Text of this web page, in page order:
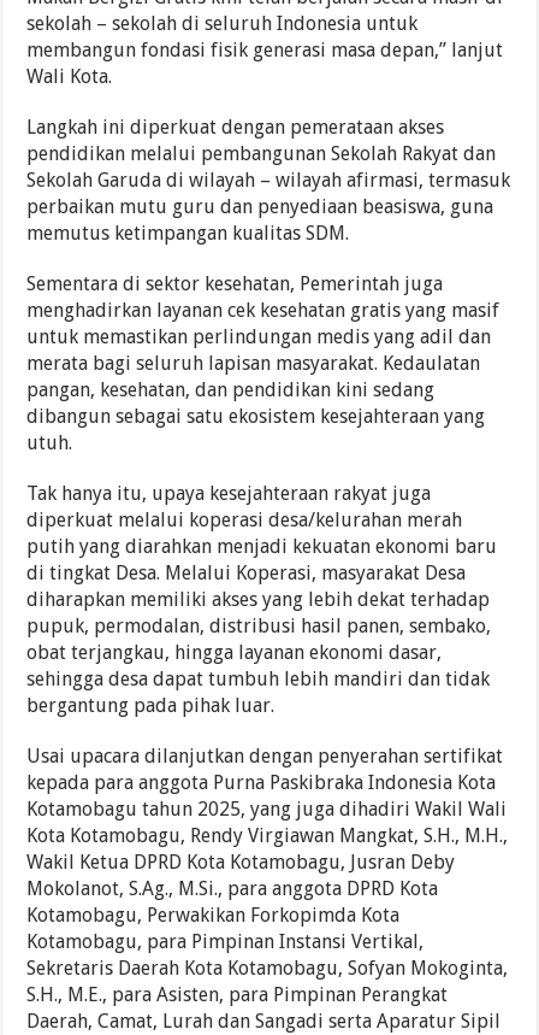
sekolah – sekolah di seluruh Indonesia untuk
membangun fondasi fisik generasi masa depan,” lanjut
Wali Kota.
Langkah ini diperkuat dengan pemerataan akses
pendidikan melalui pembangunan Sekolah Rakyat dan
Sekolah Garuda di wilayah – wilayah afirmasi, termasuk
perbaikan mutu guru dan penyediaan beasiswa, guna
memutus ketimpangan kualitas SDM.
Sementara di sektor kesehatan, Pemerintah juga
menghadirkan layanan cek kesehatan gratis yang masif
untuk memastikan perlindungan medis yang adil dan
merata bagi seluruh lapisan masyarakat. Kedaulatan
pangan, kesehatan, dan pendidikan kini sedang
dibangun sebagai satu ekosistem kesejahteraan yang
utuh.
Tak hanya itu, upaya kesejahteraan rakyat juga
diperkuat melalui koperasi desa/kelurahan merah
putih yang diarahkan menjadi kekuatan ekonomi baru
di tingkat Desa. Melalui Koperasi, masyarakat Desa
diharapkan memiliki akses yang lebih dekat terhadap
pupuk, permodalan, distribusi hasil panen, sembako,
obat terjangkau, hingga layanan ekonomi dasar,
sehingga desa dapat tumbuh lebih mandiri dan tidak
bergantung pada pihak luar.
Usai upacara dilanjutkan dengan penyerahan sertifikat
kepada para anggota Purna Paskibraka Indonesia Kota
Kotamobagu tahun 2025, yang juga dihadiri Wakil Wali
Kota Kotamobagu, Rendy Virgiawan Mangkat, S.H., M.H.,
Wakil Ketua DPRD Kota Kotamobagu, Jusran Deby
Mokolanot, S.Ag., M.Si., para anggota DPRD Kota
Kotamobagu, Perwakikan Forkopimda Kota
Kotamobagu, para Pimpinan Instansi Vertikal,
Sekretaris Daerah Kota Kotamobagu, Sofyan Mokoginta,
S.H., M.E., para Asisten, para Pimpinan Perangkat
Daerah, Camat, Lurah dan Sangadi serta Aparatur Sipil